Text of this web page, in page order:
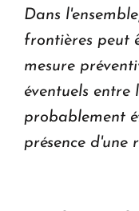
Dans
frontières peut
mesure
éventuels entre
probablement
présence d'une